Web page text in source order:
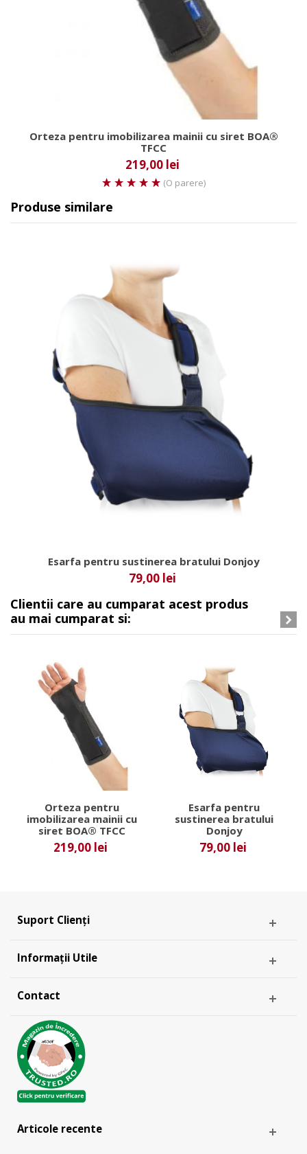
Orteza pentru imobilizarea mainii cu siret BOA®
TFCC
219,00 lei
(O parere)
Produse similare
Esarfa pentru sustinerea bratului Donjoy
79,00 lei
Clientii care au cumparat acest produs
au mai cumparat si:
Orteza pentru
imobilizarea mainii cu
siret BOA® TFCC
219,00 lei
Esarfa pentru
sustinerea bratului
Donjoy
79,00 lei
Suport Clienți
Informații Utile
Contact
Articole recente